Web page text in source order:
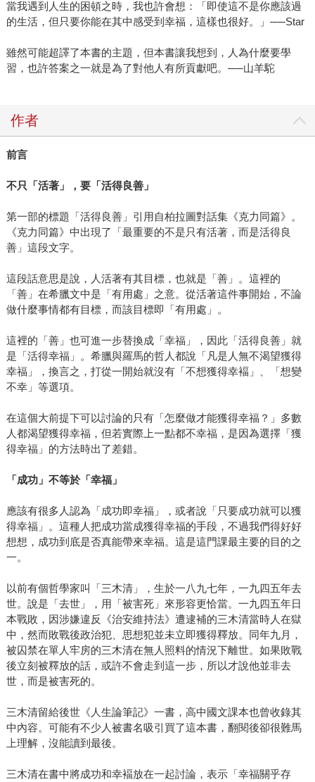
當我遇到人生的困頓之時，我也許會想：「即使這不是你應該過
的生活，但只要你能在其中感受到幸福，這樣也很好。」──Star
雖然可能超譯了本書的主題，但本書讓我想到，人為什麼要學
習，也許答案之一就是為了對他人有所貢獻吧。──山羊駝
作者
前言
不只「活著」，要「活得良善」
第一部的標題「活得良善」引用自柏拉圖對話集《克力同篇》。
《克力同篇》中出現了「最重要的不是只有活著，而是活得良
善」這段文字。
這段話意思是說，人活著有其目標，也就是「善」。這裡的
「善」在希臘文中是「有用處」之意。從活著這件事開始，不論
做什麼事情都有目標，而該目標即「有用處」。
這裡的「善」也可進一步替換成「幸福」，因此「活得良善」就
是「活得幸福」。希臘與羅馬的哲人都說「凡是人無不渴望獲得
幸福」，換言之，打從一開始就沒有「不想獲得幸褔」、「想變
不幸」等選項。
在這個大前提下可以討論的只有「怎麼做才能獲得幸福？」多數
人都渴望獲得幸福，但若實際上一點都不幸福，是因為選擇「獲
得幸福」的方法時出了差錯。
「成功」不等於「幸福」
應該有很多人認為「成功即幸福」，或者說「只要成功就可以獲
得幸福」。這種人把成功當成獲得幸福的手段，不過我們得好好
想想，成功到底是否真能帶來幸福。這是這門課最主要的目的之
一。
以前有個哲學家叫「三木清」，生於一八九七年，一九四五年去
世。說是「去世」，用「被害死」來形容更恰當。一九四五年日
本戰敗，因涉嫌違反《治安維持法》遭逮補的三木清當時人在獄
中，然而敗戰後政治犯、思想犯並未立即獲得釋放。同年九月，
被囚禁在單人牢房的三木清在無人照料的情況下離世。如果敗戰
後立刻被釋放的話，或許不會走到這一步，所以才說他並非去
世，而是被害死的。
三木清留給後世《人生論筆記》一書，高中國文課本也曾收錄其
中內容。可能有不少人被書名吸引買了這本書，翻閱後卻很難馬
上理解，沒能讀到最後。
三木清在書中將成功和幸褔放在一起討論，表示「幸福關乎存